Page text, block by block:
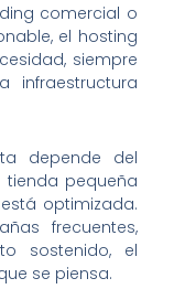
comercial o
el hosting
siempre
infraestructura
depende del
pequeña
optimizada.
frecuentes,
sostenido, el
se piensa.